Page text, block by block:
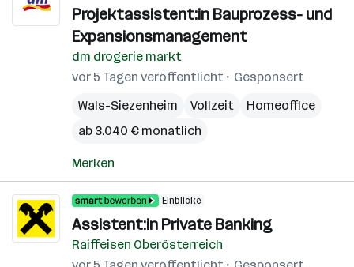
Projektassistent:in Bauprozess- und
Expansionsmanagement
dm drogerie markt
vor 5 Tagen veröffentlicht
Gesponsert
Wals-Siezenheim
Vollzeit
Homeoffice
ab 3.040 € monatlich
Merken
Einblicke
Assistent:in Private Banking
Raiffeisen Oberösterreich